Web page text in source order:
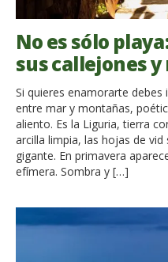
No es sólo
sus callejones
Si quieres enamorarte debes
entre mar y montañas,
aliento. Es la Liguria, tierra
arcilla limpia, las hojas de
gigante. En primavera
efímera. Sombra y […]